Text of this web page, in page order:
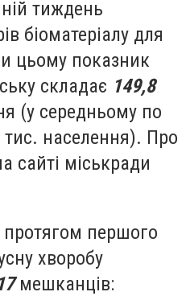
тиждень
біоматеріалу для
цьому показник
складає 149,8
(у середньому по
населення). Про
сайті міськради
протягом першого
хворобу
17мешканців: